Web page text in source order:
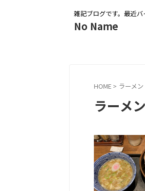
雑記ブログです。最近
No Name
HOME > ラーメン
ラーメン